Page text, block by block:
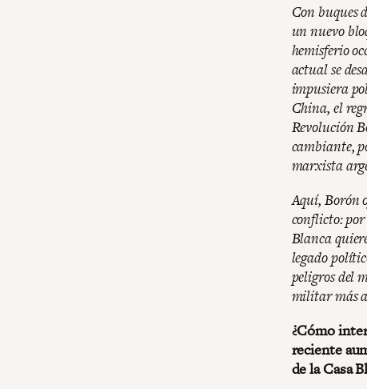
Con buques
un nuevo
hemisferio
actual se
impusiera
China, el
Revolución
cambiante,
marxista
Aquí, Borón
conflicto:
Blanca
legado
peligros del
militar más
¿Cómo
reciente
de la Casa